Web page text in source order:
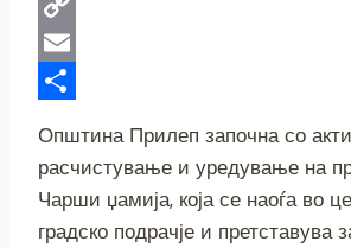
Copy
Link
Email
Општина Прилеп започна со
расчистување и уредување на
Чарши џамија, која се наоѓа во
градско подрачје и претставува